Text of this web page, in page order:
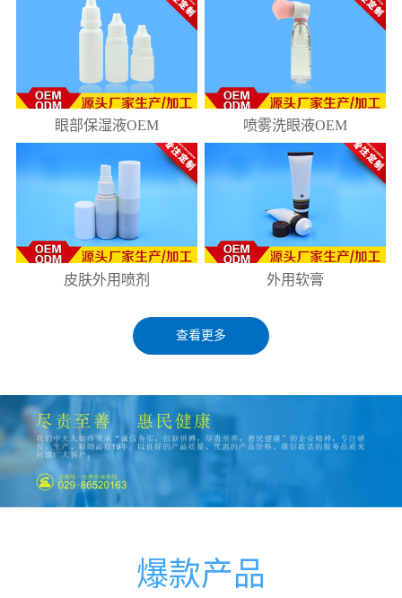
眼部保湿液OEM 喷雾洗眼液OEM
皮肤外用喷剂 外用软膏
查看更多
爆款产品